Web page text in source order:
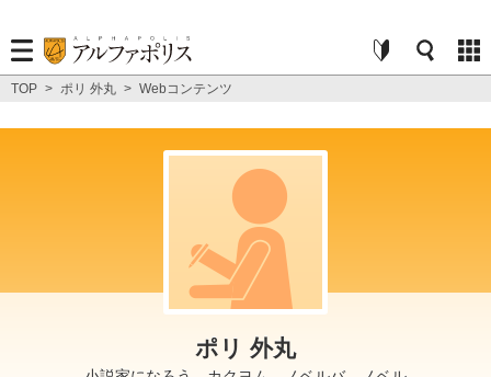
TOP > ポリ 外丸 > Webコンテンツ
ポリ 外丸